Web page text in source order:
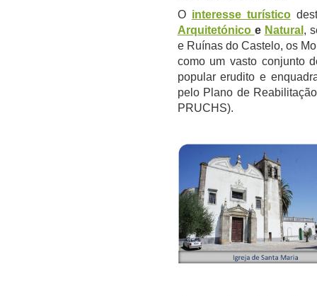
O interesse turístico
Arquitetónico e Natural ,
e Ruínas do Castelo, os
como um vasto conjunto
popular erudito e
pelo Plano de
PRUCHS).